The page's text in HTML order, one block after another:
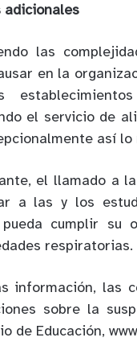
adicionales
las
en la
el servicio de
así lo
el llamado a
a las y los
pueda cumplir su
respiratorias.
información, las
sobre la
de Educación,